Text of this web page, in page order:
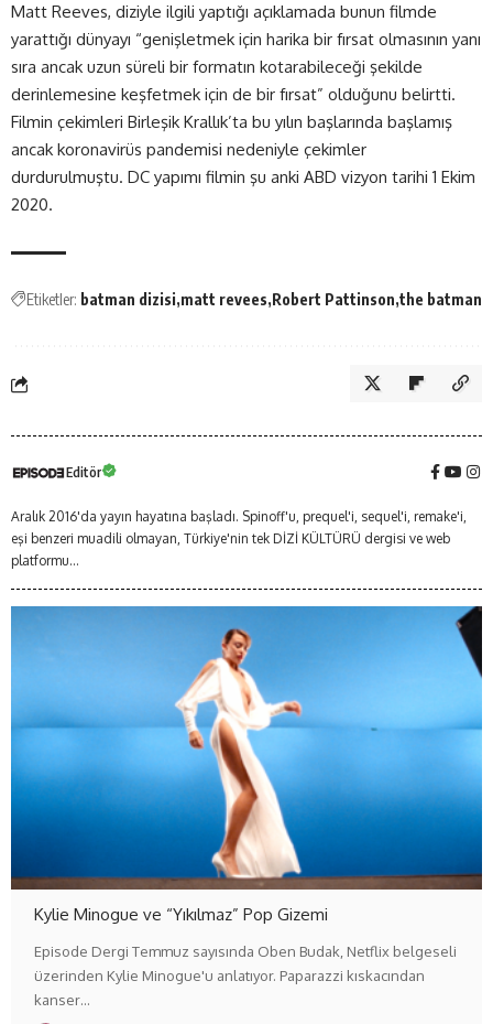
Matt Reeves, diziyle ilgili yaptığı açıklamada bunun filmde
yarattığı dünyayı “genişletmek için harika bir fırsat olmasının yanı
sıra ancak uzun süreli bir formatın kotarabileceği şekilde
derinlemesine keşfetmek için de bir fırsat” olduğunu belirtti.
Filmin çekimleri Birleşik Krallık’ta bu yılın başlarında başlamış
ancak koronavirüs pandemisi nedeniyle çekimler
durdurulmuştu. DC yapımı filmin şu anki ABD vizyon tarihi 1 Ekim
2020.
Etiketler: batman dizisi matt revees Robert Pattinson the batman
Editör
Aralık 2016'da yayın hayatına başladı. Spinoff'u, prequel'i, sequel'i, remake'i,
eşi benzeri muadili olmayan, Türkiye'nin tek DİZİ KÜLTÜRÜ dergisi ve web
platformu...
Kylie Minogue ve “Yıkılmaz” Pop Gizemi
Episode Dergi Temmuz sayısında Oben Budak, Netflix belgeseli
üzerinden Kylie Minogue'u anlatıyor. Paparazzi kıskacından
kanser…